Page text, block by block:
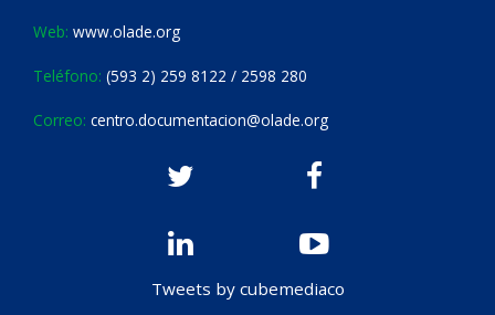
Web: www.olade.org
Teléfono: (593 2) 259 8122 / 2598 280
Correo: centro.documentacion@olade.org
Tweets by cubemediaco